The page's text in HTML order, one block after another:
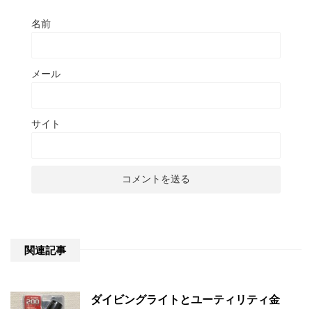
名前
メール
サイト
関連記事
ダイビングライトとユーティリティ金